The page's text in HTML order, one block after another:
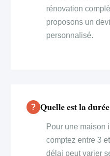
rénovation
proposons un
personnalisé.
Quelle est la
Pour une maison
comptez entre 3
délai peut varier